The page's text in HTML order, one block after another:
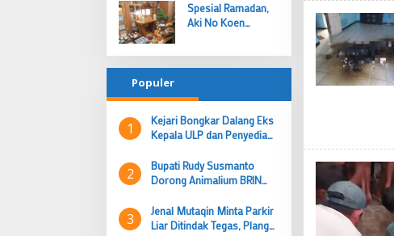
Bogor Pasarkan
Produk
Spesial Ramadan,
Aki No Koen
Promonya!
Populer
1
Kejari Bongkar Dalang Eks
Kepala ULP dan Penyedia
2
Bupati Rudy Susmanto
Dorong Animalium BRIN
Edukasi Unggulan
3
Jenal Mutaqin Minta Parkir
Liar Ditindak Tegas, Plang